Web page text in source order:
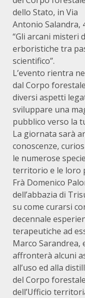
dello Stato, in Via
Antonio Salandra,
“Gli arcani misteri
erboristiche tra
scientifico”.
L’evento rientra
dal Corpo
diversi aspetti
sviluppare una
pubblico verso la
La giornata sarà
conoscenze,
le numerose
territorio e le loro
Frà Domenico
dell’abbazia di
su come curarsi
decennale
terapeutiche ad
Marco
affronterà alcuni
all’uso ed alla
del Corpo
dell’Ufficio